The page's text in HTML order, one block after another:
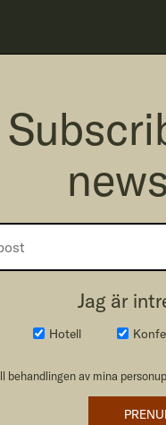
Jag är
Hotell
behandlingen av mina